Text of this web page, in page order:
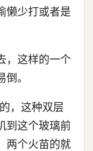
懒少打或者是
，这样的一个
。
，这种双层
到这个玻璃前
两个火苗的就